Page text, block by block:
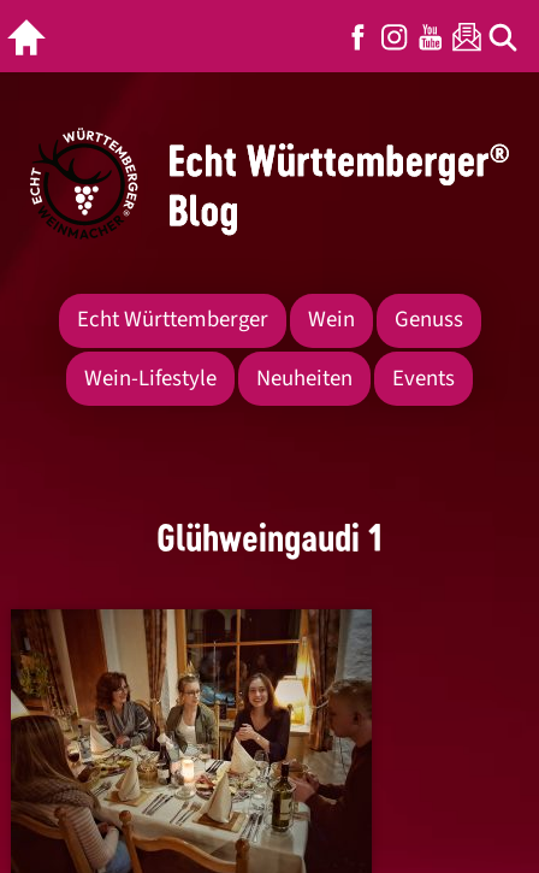
Echt Württemberger Wein
Genuss
Wein-Lifestyle
Neuheiten Events
Glühweingaudi 1